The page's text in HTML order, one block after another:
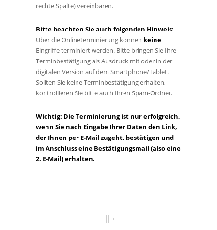
rechte Spalte) vereinbaren.
Bitte beachten Sie auch folgenden Hinweis:
Über die Onlineterminierung können keine
Eingriffe terminiert werden. Bitte bringen Sie Ihre
Terminbestätigung als Ausdruck mit oder in der
digitalen Version auf dem Smartphone/Tablet.
Sollten Sie keine Terminbestätigung erhalten,
kontrollieren Sie bitte auch Ihren Spam-Ordner.
Wichtig: Die Terminierung ist nur erfolgreich,
wenn Sie nach Eingabe Ihrer Daten den Link,
der Ihnen per E-Mail zugeht, bestätigen und
im Anschluss eine Bestätigungsmail (also eine
2. E-Mail) erhalten.